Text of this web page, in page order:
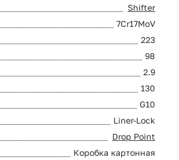
Shifter
7Cr17MoV
223
98
2.9
130
G10
Liner-Lock
Drop Point
Коробка картонная